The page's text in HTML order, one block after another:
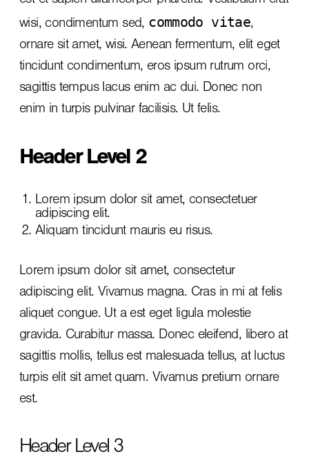
wisi, condimentum sed, commodo vitae,
ornare sit amet, wisi. Aenean fermentum, elit eget
tincidunt condimentum, eros ipsum rutrum orci,
sagittis tempus lacus enim ac dui. Donec non
enim in turpis pulvinar facilisis. Ut felis.
Header Level 2
Lorem ipsum dolor sit amet, consectetuer
adipiscing elit.
Aliquam tincidunt mauris eu risus.
Lorem ipsum dolor sit amet, consectetur
adipiscing elit. Vivamus magna. Cras in mi at felis
aliquet congue. Ut a est eget ligula molestie
gravida. Curabitur massa. Donec eleifend, libero at
sagittis mollis, tellus est malesuada tellus, at luctus
turpis elit sit amet quam. Vivamus pretium ornare
est.
Header Level 3